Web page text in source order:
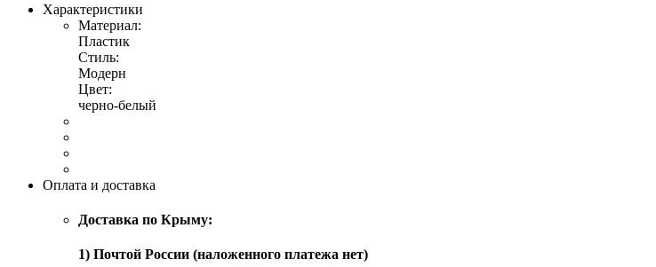
Характеристики
Материал:
Пластик
Стиль:
Модерн
Цвет:
черно-белый
Оплата и доставка
Доставка по Крыму:
1) Почтой России (наложенного платежа нет)